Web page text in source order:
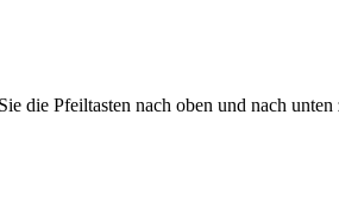
die Pfeiltasten nach oben und nach